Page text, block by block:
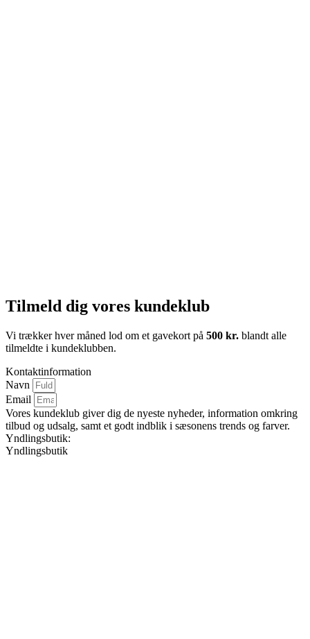
Tilmeld dig vores kundeklub
Vi trækker hver måned lod om et gavekort på 500 kr. blandt alle
tilmeldte i kundeklubben.
Kontaktinformation
Navn
Email
Vores kundeklub giver dig de nyeste nyheder, information omkring
tilbud og udsalg, samt et godt indblik i sæsonens trends og farver.
Yndlingsbutik:
Yndlingsbutik